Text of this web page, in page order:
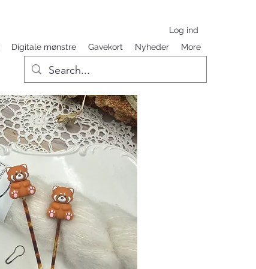
Digitale mønstre Gavekort Nyheder More
Log ind